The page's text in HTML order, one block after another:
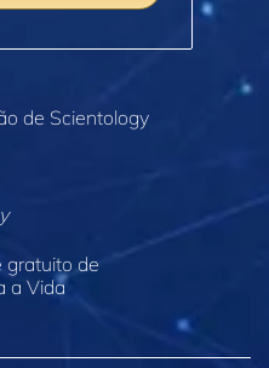
de Scientology
gratuito de
a Vida